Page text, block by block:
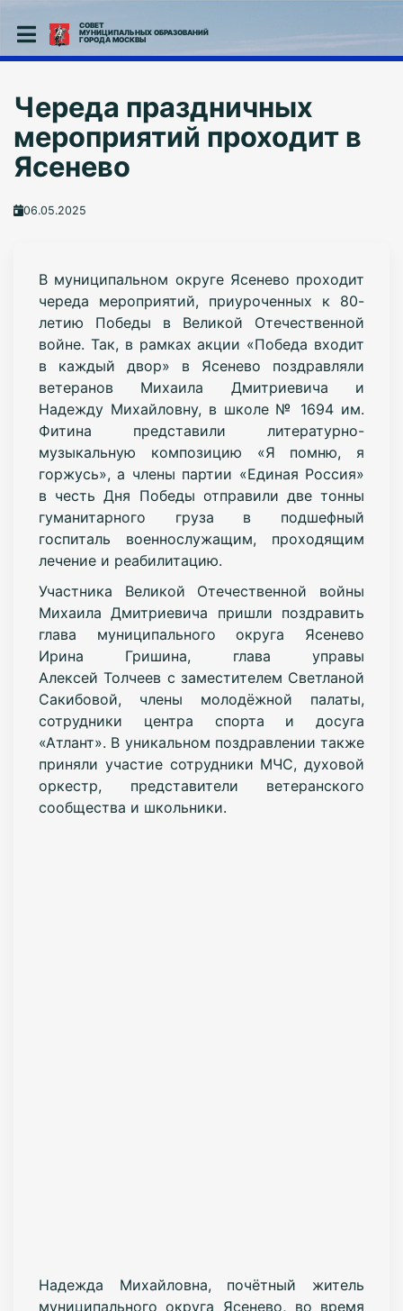
СОВЕТ
МУНИЦИПАЛЬНЫХ ОБРАЗОВАНИЙ
ГОРОДА МОСКВЫ
Череда праздничных
мероприятий проходит в
Ясенево
06.05.2025
В муниципальном округе Ясенево проходит
череда мероприятий, приуроченных к 80-
летию Победы в Великой Отечественной
войне. Так, в рамках акции «Победа входит
в каждый двор» в Ясенево поздравляли
ветеранов Михаила Дмитриевича и
Надежду Михайловну, в школе № 1694 им.
Фитина представили литературно-
музыкальную композицию «Я помню, я
горжусь», а члены партии «Единая Россия»
в честь Дня Победы отправили две тонны
гуманитарного груза в подшефный
госпиталь военнослужащим, проходящим
лечение и реабилитацию.
Участника Великой Отечественной войны
Михаила Дмитриевича пришли поздравить
глава муниципального округа Ясенево
Ирина Гришина, глава управы
АлексейТолчеев с заместителем Светланой
Сакибовой, члены молодёжной палаты,
сотрудники центра спорта и досуга
«Атлант». В уникальном поздравлении также
приняли участие сотрудники МЧС, духовой
оркестр, представители ветеранского
сообщества и школьники.
Надежда Михайловна, почётный житель
муниципального округа Ясенево, во время